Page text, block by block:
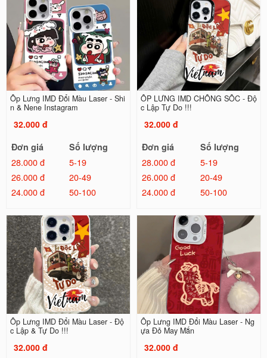
Ốp Lưng IMD Đổi Màu Laser - Shi
n & Nene Instagram
32.000 đ
Đơn giá
Số lượng
28.000 đ
5-19
26.000 đ
20-49
24.000 đ
50-100
ỐP LƯNG IMD CHỐNG SỐC - Độ
c Lập Tự Do !!!
32.000 đ
Đơn giá
Số lượng
28.000 đ
5-19
26.000 đ
20-49
24.000 đ
50-100
Ốp Lưng IMD Đổi Màu Laser - Độ
c Lập & Tự Do !!!
32.000 đ
Ốp Lưng IMD Đổi Màu Laser - Ng
ựa Đỏ May Mắn
32.000 đ